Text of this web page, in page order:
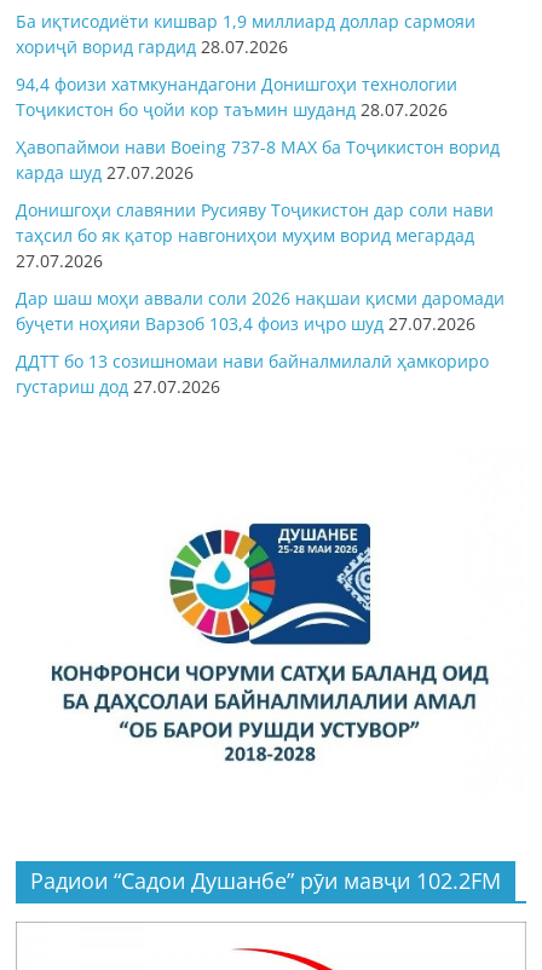
Ба иқтисодиёти кишвар 1,9 миллиард доллар сармояи
хориҷӣ ворид гардид 28.07.2026
94,4 фоизи хатмкунандагони Донишгоҳи технологии
Тоҷикистон бо ҷойи кор таъмин шуданд 28.07.2026
Ҳавопаймои нави Boeing 737-8 MAX ба Тоҷикистон ворид
карда шуд 27.07.2026
Донишгоҳи славянии Русияву Тоҷикистон дар соли нави
таҳсил бо як қатор навгониҳои муҳим ворид мегардад
27.07.2026
Дар шаш моҳи аввали соли 2026 нақшаи қисми даромади
буҷети ноҳияи Варзоб 103,4 фоиз иҷро шуд 27.07.2026
ДДТТ бо 13 созишномаи нави байналмилалӣ ҳамкориро
густариш дод 27.07.2026
Радиои “Садои Душанбе” рӯи мавҷи 102.2FM